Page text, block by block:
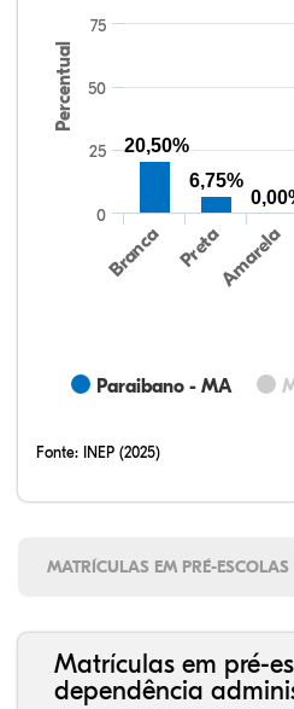
Percentual
Paraibano - MA
Branca PretaAmarela
0
25
50
75
20,50%
6,75%
Fonte: INEP (2025)
MATRÍCULAS EM PRÉ-ESCOLAS
Matrículas em pré-
dependência